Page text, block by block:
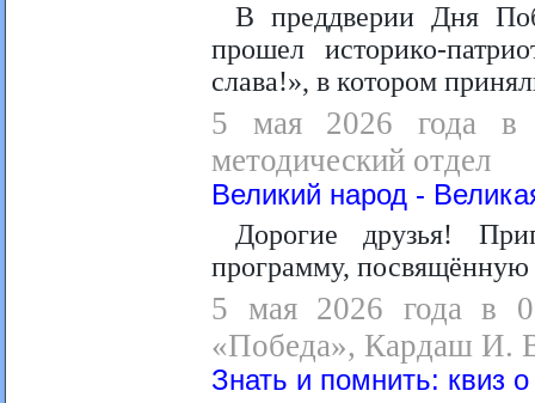
В преддверии Дня
прошел историко-
слава!», в котором
5 мая 2026 года в
методический отдел
Великий народ -
Дорогие друзья!
программу,
5 мая 2026 года в
«Победа», Кардаш И.
Знать и помнить: квиз